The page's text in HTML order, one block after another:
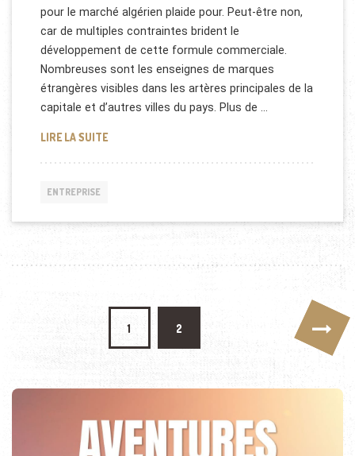
pour le marché algérien plaide pour. Peut-être non,
car de multiples contraintes brident le
développement de cette formule commerciale.
Nombreuses sont les enseignes de marques
étrangères visibles dans les artères principales de la
capitale et d’autres villes du pays. Plus de …
LIRE LA SUITEFRANCHISE EN ALGÉRIE
ENTREPRISE
Pagination des publications
1 2